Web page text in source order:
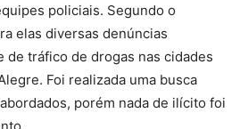
policiais. Segundo o
elas diversas denúncias
de tráfico de drogas nas cidades
Foi realizada uma busca
porém nada de ilícito foi